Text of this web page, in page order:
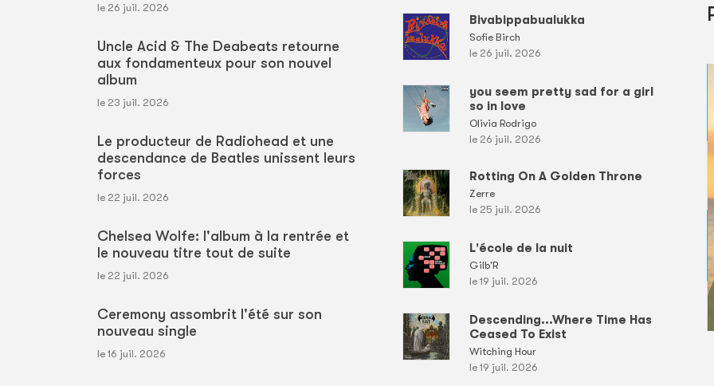
le 26 juil. 2026
Uncle Acid & The Deabeats retourne
aux fondamenteux pour son nouvel
album
le 23 juil. 2026
Le producteur de Radiohead et une
descendance de Beatles unissent leurs
forces
le 22 juil. 2026
Chelsea Wolfe: l'album à la rentrée et
le nouveau titre tout de suite
le 22 juil. 2026
Ceremony assombrit l'été sur son
nouveau single
le 16 juil. 2026
Bivabippabualukka
Sofie Birch
le 26 juil. 2026
you seem pretty sad for a girl
so in love
Olivia Rodrigo
le 26 juil. 2026
Rotting On A Golden Throne
Zerre
le 25 juil. 2026
L'école de la nuit
Gilb'R
le 19 juil. 2026
Descending...Where Time Has
Ceased To Exist
Witching Hour
le 19 juil. 2026